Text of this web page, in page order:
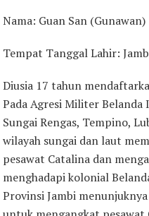
Nama: Guan San (Gunawan)
Tempat Tanggal Lahir:
Diusia 17 tahun
Pada Agresi Militer Belanda
Sungai Rengas, Tempino,
wilayah sungai dan laut
pesawat Catalina dan
menghadapi kolonial
Provinsi Jambi